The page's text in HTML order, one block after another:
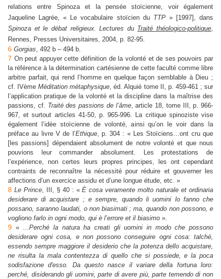
relations entre Spinoza et la pensée stoïcienne, voir également
Jaqueline Lagrée, « Le vocabulaire stoïcien du TTP» [1997], dans
Spinoza et le débat religieux. Lectures du Traité théologico-politique
Rennes, Presses Universitaires, 2004, p. 82-95.
6 Gorgias , 492 b – 494 b.
7 On peut appuyer cette définition de la volonté et de ses pouvoirs par
la référence à la détermination cartésienne de cette faculté comme libre
arbitre parfait, qui rend l’homme en quelque façon semblable à Dieu ;
cf. IVèmeMéditation métaphysique , éd. Alquié tome II, p. 459-461 ; sur
l’application pratique de la volonté et la discipline dans la maîtrise des
passions, cf. Traité des passions de l’âme, article 18, tome III, p. 966-
967, et surtout articles 41-50, p. 965-996. La critique spinoziste vise
également l’idée stoïcienne de volonté, ainsi qu’on le voir dans la
préface au livre V de l’Ethique, p. 304 : « Les Stoïciens…ont cru que
[les passions] dépendaient absolument de notre volonté et que nous
pouvions leur commander absolument. Les protestations de
l’expérience, non certes leurs propres principes, les ont cependant
contraints de reconnaître la nécessité pour réduire et gouverner les
affections d’un exercice assidu et d’une longue étude, etc. »
8 Le Prince, III, § 40 : «È cosa veramente molto naturale et ordinaria
desiderare di acquistare ; e sempre, quando li uomini lo fanno che
possano, saranno laudati, o non biasimati ; ma, quando non possono, e
vogliono farlo in ogni modo, qui è l’errore et il biasimo ».
9 « …Perché la natura ha creati gli uomini in modo che possono
desiderare ogni cosa, e non possono conseguire ogni cosa: talché,
essendo sempre maggiore il desiderio che la potenza dello acquistare,
ne risulta la mala contentezza di quello che si possiede, e la poca
sodisfazione d'esso. Da questo nasce il variare della fortuna loro:
perché, disiderando gli uomini, parte di avere più, parte temendo di non